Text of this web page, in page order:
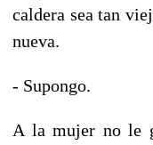
caldera sea tan
nueva.
- Supongo.
A la mujer no le